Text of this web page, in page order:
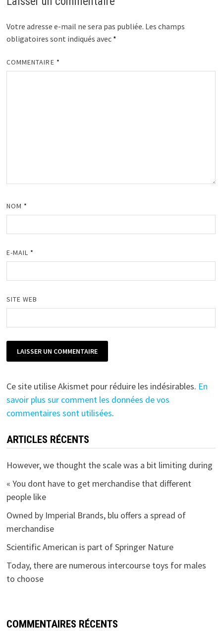
Votre adresse e-mail ne sera pas publiée. Les champs
obligatoires sont indiqués avec *
COMMENTAIRE *
NOM *
E-MAIL *
SITE WEB
Ce site utilise Akismet pour réduire les indésirables. En
savoir plus sur comment les données de vos
commentaires sont utilisées.
ARTICLES RÉCENTS
However, we thought the scale was a bit limiting during
« You dont have to get merchandise that different
people like
Owned by Imperial Brands, blu offers a spread of
merchandise
Scientific American is part of Springer Nature
Today, there are numerous intercourse toys for males
to choose
COMMENTAIRES RÉCENTS